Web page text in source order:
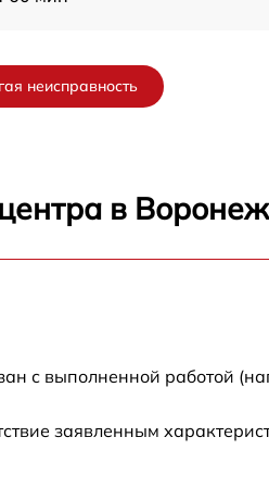
неисправность
в
с выполненной работой
заявленным